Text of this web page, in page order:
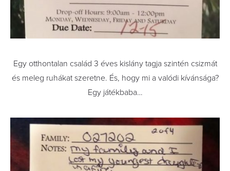
Egy otthontalan család 3 éves kislány tagja szintén csizmát
és meleg ruhákat szeretne. És, hogy mi a valódi kívánsága?
Egy játékbaba…